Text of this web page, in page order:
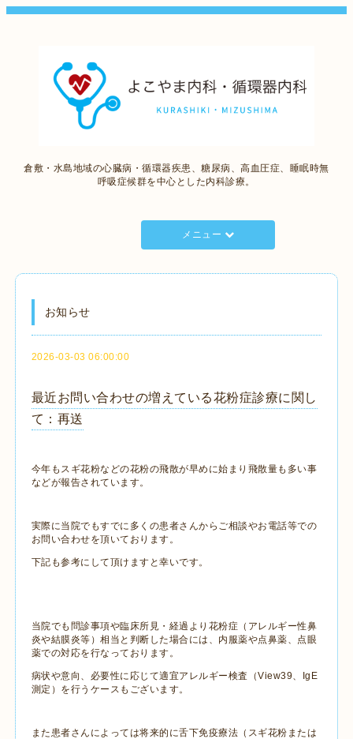
倉敷・水島地域の心臓病・循環器疾患、糖尿病、高血圧症、睡眠時無
呼吸症候群を中心とした内科診療。
メニュー
お知らせ
2026-03-03 06:00:00
最近お問い合わせの増えている花粉症診療に関し
て：再送
今年もスギ花粉などの花粉の飛散が早めに始まり飛散量も多い事
などが報告されています。
実際に当院でもすでに多くの患者さんからご相談やお電話等での
お問い合わせを頂いております。
下記も参考にして頂けますと幸いです。
当院でも問診事項や臨床所見・経過より花粉症（アレルギー性鼻
炎や結膜炎等）相当と判断した場合には、内服薬や点鼻薬、点眼
薬での対応を行なっております。
病状や意向、必要性に応じて適宜アレルギー検査（View39、IgE
測定）を行うケースもございます。
また患者さんによっては将来的に舌下免疫療法（スギ花粉または